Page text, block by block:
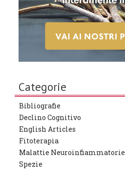
Categorie
Bibliografie
Declino Cognitivo
English Articles
Fitoterapia
Malattie Neuroinfiammatorie
Spezie